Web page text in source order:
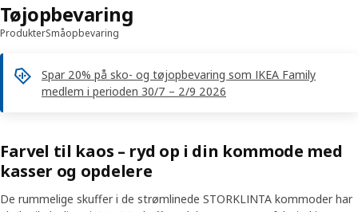
ProdukterSmåopbevaring
Spar 20% på sko- og tøjopbevaring som IKEA Family
medlem i perioden 30/7 – 2/9 2026
Tøjopbevaring
Farvel til kaos – ryd op i din kommode med
kasser og opdelere
De rummelige skuffer i de strømlinede STORKLINTA kommoder har